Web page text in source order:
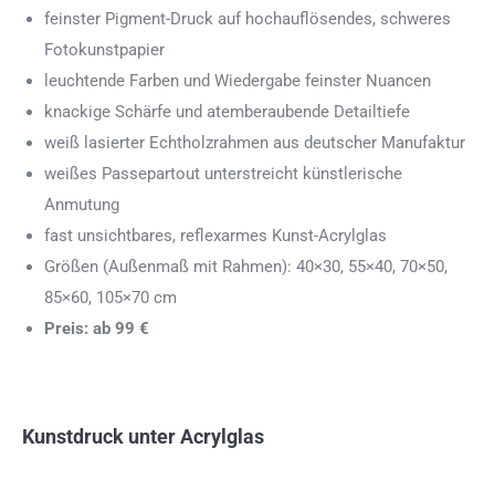
feinster Pigment-Druck auf hochauflösendes, schweres
Fotokunstpapier
leuchtende Farben und Wiedergabe feinster Nuancen
knackige Schärfe und atemberaubende Detailtiefe
weiß lasierter Echtholzrahmen aus deutscher Manufaktur
weißes Passepartout unterstreicht künstlerische
Anmutung
fast unsichtbares, reflexarmes Kunst-Acrylglas
Größen (Außenmaß mit Rahmen): 40×30, 55×40, 70×50,
85×60, 105×70 cm
Preis: ab 99 €
Kunstdruck unter Acrylglas